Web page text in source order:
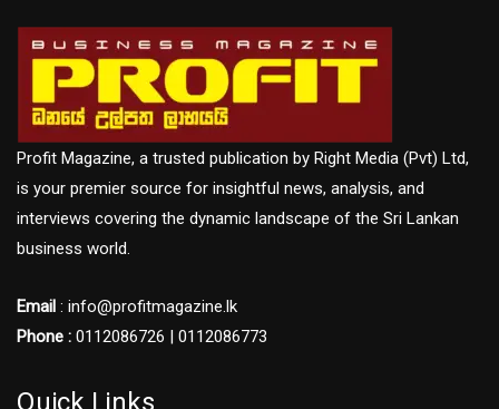
Profit Magazine, a trusted publication by Right Media (Pvt) Ltd,
is your premier source for insightful news, analysis, and
interviews covering the dynamic landscape of the Sri Lankan
business world.
Email : info@profitmagazine.lk
Phone : 0112086726 | 0112086773
Quick Links